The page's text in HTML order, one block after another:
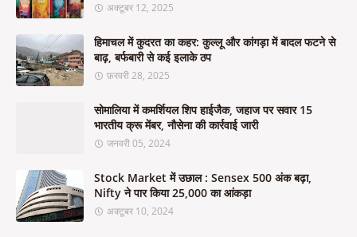
अक्टूबर 12, 2025
हिमाचल में कुदरत का कहर: कुल्लू और कांगड़ा में बादल फटने से
बाढ़, बर्फबारी से कई इलाके ठप
फ़रवरी 28, 2025
सोमालिया में कमर्शियल शिप हाईजैक, जहाज पर सवार 15
भारतीय क्रू मेंबर, नौसेना की कार्रवाई जारी
जनवरी 05, 2024
Stock Market में उछाल : Sensex 500 अंक बढ़ा,
Nifty ने पार किया 25,000 का आंकड़ा
अक्टूबर 10, 2024